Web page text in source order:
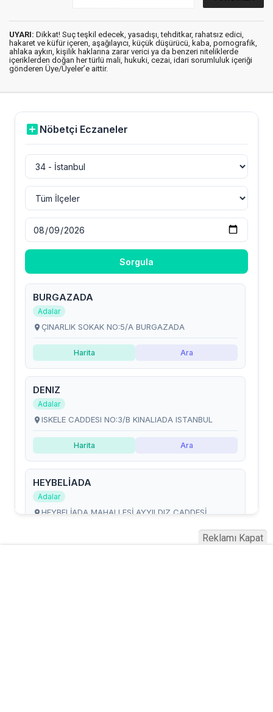
UYARI: Dikkat! Suç teşkil edecek, yasadışı, tehditkar, rahatsız edici,
hakaret ve küfür içeren, aşağılayıcı, küçük düşürücü, kaba, pornografik,
ahlaka aykırı, kişilik haklarına zarar verici ya da benzeri niteliklerde
içeriklerden doğan her türlü mali, hukuki, cezai, idari sorumluluk içeriği
gönderen Üye/Üyeler’e aittir.
Reklamı Kapat